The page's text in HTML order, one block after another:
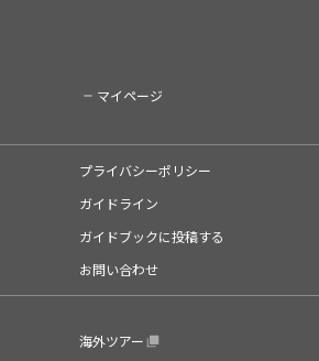
マイページ
プライバシーポリシー
ガイドライン
ガイドブックに投稿する
お問い合わせ
海外ツアー